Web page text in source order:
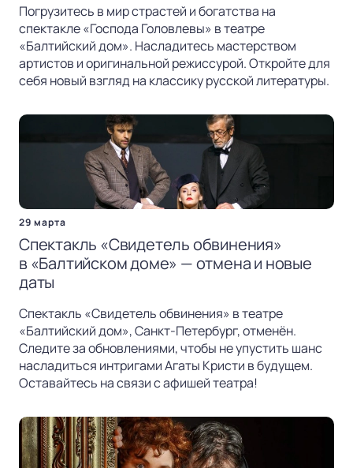
Погрузитесь в мир страстей и богатства на
спектакле «Господа Головлевы» в театре
«Балтийский дом». Насладитесь мастерством
артистов и оригинальной режиссурой. Откройте для
себя новый взгляд на классику русской литературы.
29 марта
Спектакль «Свидетель обвинения»
в «Балтийском доме» — отмена и новые
даты
Спектакль «Свидетель обвинения» в театре
«Балтийский дом», Санкт-Петербург, отменён.
Следите за обновлениями, чтобы не упустить шанс
насладиться интригами Агаты Кристи в будущем.
Оставайтесь на связи с афишей театра!